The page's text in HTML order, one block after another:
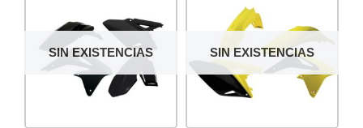
SIN EXISTENCIAS SIN EXISTENCIAS